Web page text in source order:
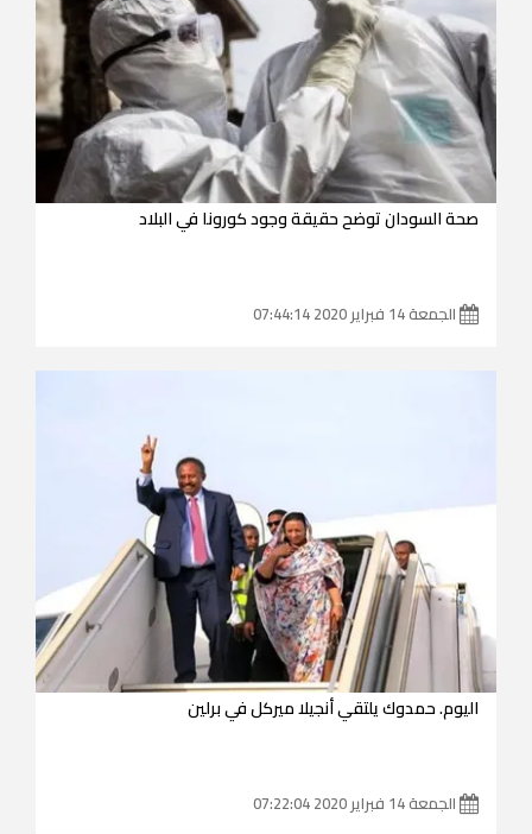
صحة السودان توضح حقيقة وجود كورونا في البلاد
الجمعة 14 فبراير 2020 07:44:14
اليوم. حمدوك يلتقي أنجيلا ميركل في برلين
الجمعة 14 فبراير 2020 07:22:04